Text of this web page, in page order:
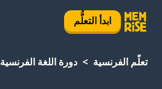
ابدأ التعلُّم
تعلَّم الفرنسية دورة اللغة الفرنسية